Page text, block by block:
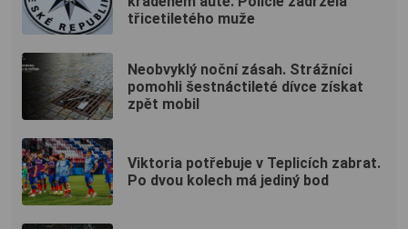
třicetiletého muže
Neobvyklý noční zásah. Strážníci
pomohli šestnáctileté dívce získat
zpět mobil
Viktoria potřebuje v Teplicích zabrat.
Po dvou kolech má jediný bod